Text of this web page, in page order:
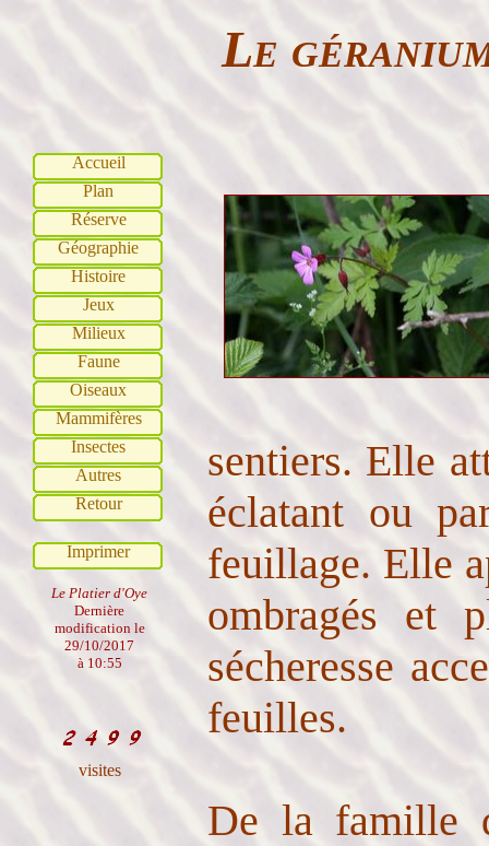
Le
Accueil
Plan
Réserve
Géographie
Histoire
Jeux
Milieux
Faune
Oiseaux
Mammifères
Insectes
Autres
Retour
Imprimer
Le Platier d'Oye
Dernière
modification le
29/10/2017
à 10:55
visites
sentiers. Elle
éclatant ou
feuillage. Elle
ombragés et
sécheresse
feuilles.
De la famille